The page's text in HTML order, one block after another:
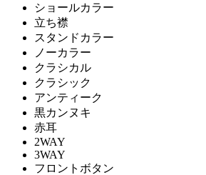
ショールカラー
立ち襟
スタンドカラー
ノーカラー
クラシカル
クラシック
アンティーク
黒カンヌキ
赤耳
2WAY
3WAY
フロントボタン